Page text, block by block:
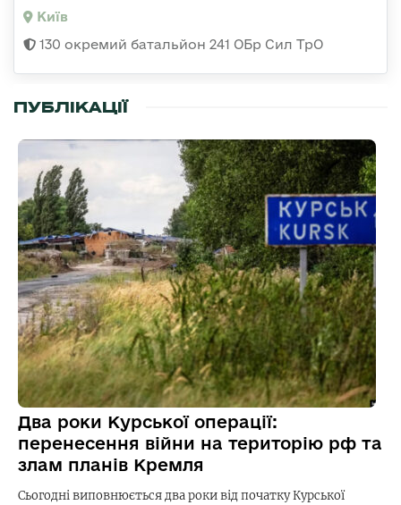
Київ
130 окремий батальйон 241 ОБр Сил ТрО
ПУБЛІКАЦІЇ
Два роки Курської операції:
перенесення війни на територію рф та
злам планів Кремля
Сьогодні виповнюється два роки від початку Курської